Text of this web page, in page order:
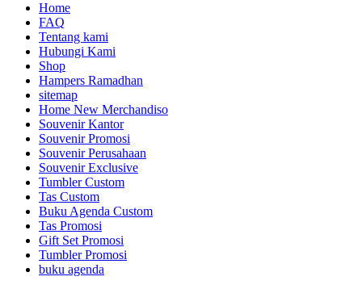
Home
FAQ
Tentang kami
Hubungi Kami
Shop
Hampers Ramadhan
sitemap
Home New Merchandiso
Souvenir Kantor
Souvenir Promosi
Souvenir Perusahaan
Souvenir Exclusive
Tumbler Custom
Tas Custom
Buku Agenda Custom
Tas Promosi
Gift Set Promosi
Tumbler Promosi
buku agenda